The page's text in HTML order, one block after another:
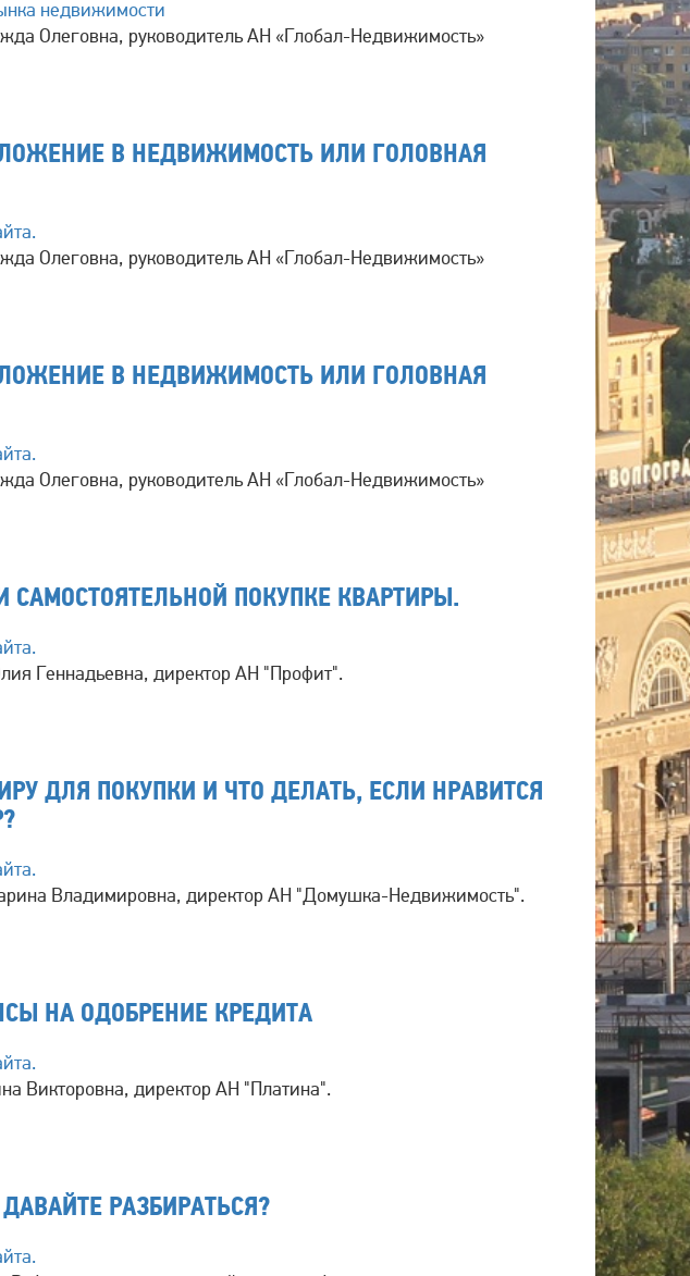
недвижимости
Олеговна, руководитель АН «Глобал-Недвижимость»
В НЕДВИЖИМОСТЬ ИЛИ ГОЛОВНАЯ
Олеговна, руководитель АН «Глобал-Недвижимость»
В НЕДВИЖИМОСТЬ ИЛИ ГОЛОВНАЯ
Олеговна, руководитель АН «Глобал-Недвижимость»
ПОКУПКЕ КВАРТИРЫ.
Геннадьевна, директор АН "Профит".
ДЛЯ ПОКУПКИ И ЧТО ДЕЛАТЬ, ЕСЛИ НРАВИТСЯ
Владимировна, директор АН "Домушка-Недвижимость".
НА ОДОБРЕНИЕ КРЕДИТА
Викторовна, директор АН "Платина".
РАЗБИРАТЬСЯ?